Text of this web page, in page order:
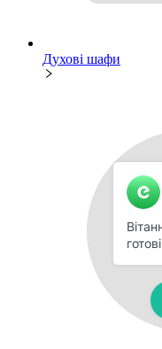
Духові шафи